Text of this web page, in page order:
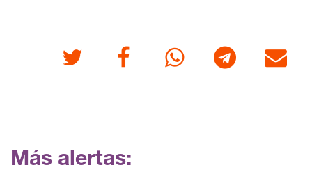
Twitter FacebookWhatsappTelegram Correo
Más alertas: